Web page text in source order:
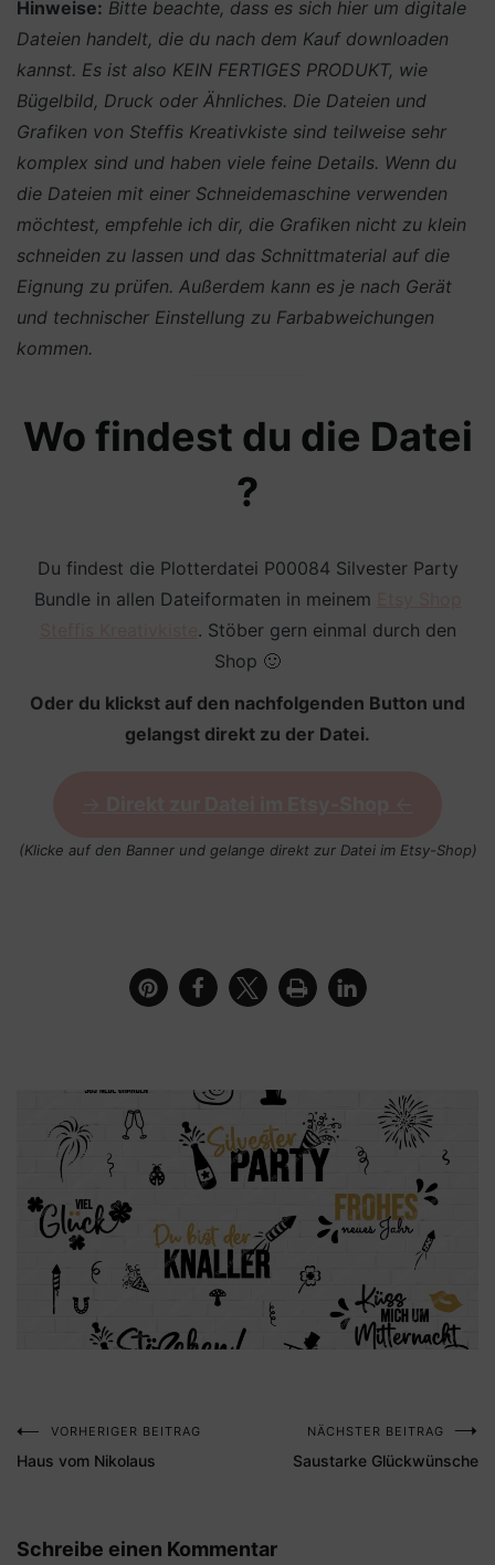
Hinweise: Bitte beachte, dass es sich hier um digitale
Dateien handelt, die du nach dem Kauf downloaden
kannst. Es ist also KEIN FERTIGES PRODUKT, wie
Bügelbild, Druck oder Ähnliches. Die Dateien und
Grafiken von Steffis Kreativkiste sind teilweise sehr
komplex sind und haben viele feine Details. Wenn du
die Dateien mit einer Schneidemaschine verwenden
möchtest, empfehle ich dir, die Grafiken nicht zu klein
schneiden zu lassen und das Schnittmaterial auf die
Eignung zu prüfen. Außerdem kann es je nach Gerät
und technischer Einstellung zu Farbabweichungen
kommen.
Wo findest du die Datei
?
Du findest die Plotterdatei P00084 Silvester Party
Bundle in allen Dateiformaten in meinem
. Stöber gern einmal durch den
Shop 🙂
Oder du klickst auf den nachfolgenden Button und
gelangst direkt zu der Datei.
(Klicke auf den Banner und gelange direkt zur Datei im Etsy-Shop)
Beitragsnavigation
VORHERIGER BEITRAG
Haus vom Nikolaus
NÄCHSTER BEITRAG
Saustarke Glückwünsche
Schreibe einen Kommentar